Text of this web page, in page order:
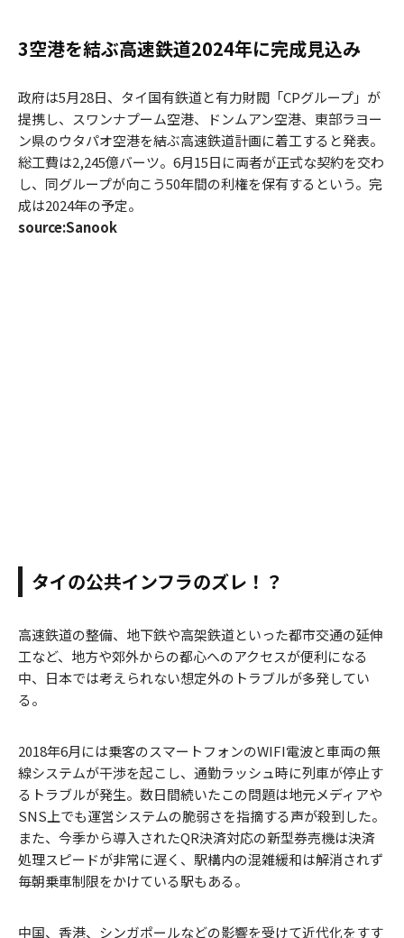
3空港を結ぶ高速鉄道2024年に完成見込み
政府は5月28日、タイ国有鉄道と有力財閥「CPグループ」が
提携し、スワンナプーム空港、ドンムアン空港、東部ラヨー
ン県のウタパオ空港を結ぶ高速鉄道計画に着工すると発表。
総工費は2,245億バーツ。6月15日に両者が正式な契約を交わ
し、同グループが向こう50年間の利権を保有するという。完
成は2024年の予定。
source:Sanook
タイの公共インフラのズレ！？
高速鉄道の整備、地下鉄や高架鉄道といった都市交通の延伸
工など、地方や郊外からの都心へのアクセスが便利になる
中、日本では考えられない想定外のトラブルが多発してい
る。
2018年6月には乗客のスマートフォンのWIFI電波と車両の無
線システムが干渉を起こし、通勤ラッシュ時に列車が停止す
るトラブルが発生。数日間続いたこの問題は地元メディアや
SNS上でも運営システムの脆弱さを指摘する声が殺到した。
また、今季から導入されたQR決済対応の新型券売機は決済
処理スピードが非常に遅く、駅構内の混雑緩和は解消されず
毎朝乗車制限をかけている駅もある。
中国、香港、シンガポールなどの影響を受けて近代化をすす